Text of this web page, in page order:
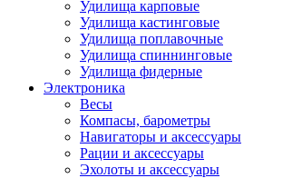
Удилища карповые
Удилища кастинговые
Удилища поплавочные
Удилища спиннинговые
Удилища фидерные
Электроника
Весы
Компасы, барометры
Навигаторы и аксессуары
Рации и аксессуары
Эхолоты и аксессуары